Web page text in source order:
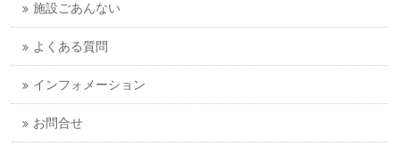
施設ごあんない
よくある質問
インフォメーション
お問合せ